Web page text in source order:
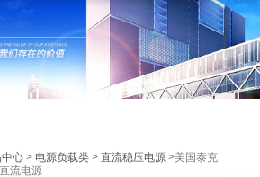
中心 > 电源负载类 >直流稳压电源 >美国泰克
流电源